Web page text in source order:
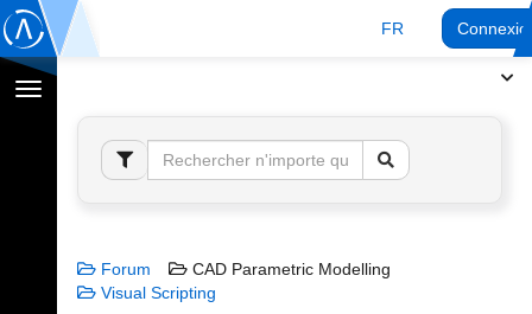
FR
Afficher
Forum
CAD Parametric Modelling
Visual Scripting